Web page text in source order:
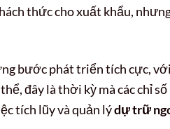
thức cho xuất khẩu,
bước phát triển tích cực,
đây là thời kỳ mà các chỉ
tích lũy và quản lýdự trữ